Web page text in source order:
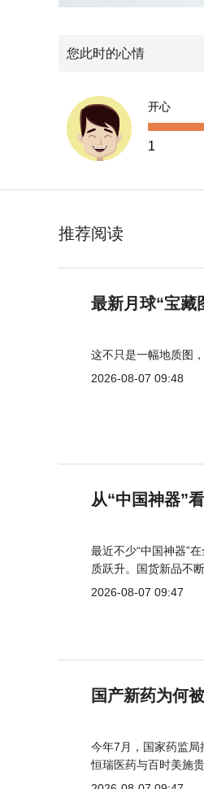
您此时的心情
开心
1
推荐阅读
最新月球“宝藏
这不只是一幅地质图
2026-08-07 09:48
从“中国神器”
最近不少“中国神器”
质跃升。国货新品不
2026-08-07 09:47
国产新药为何
今年7月，国家药监
恒瑞医药与百时美施